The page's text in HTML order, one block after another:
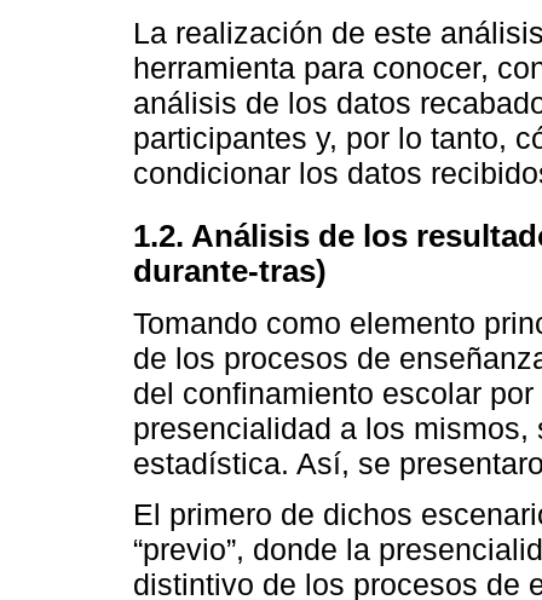
La realización de este
herramienta para conocer,
análisis de los datos
participantes y, por lo tanto,
condicionar los datos
1.2. Análisis de los
durante-tras)
Tomando como elemento
de los procesos de
del confinamiento escolar
presencialidad a los
estadística. Así, se
El primero de dichos
“previo”, donde la
distintivo de los procesos de